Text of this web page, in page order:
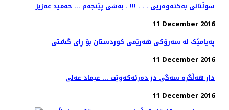
سوڵتانی بەختەوەریی . . . !!! . بەشی پێنجەم ... حەمید عەزیز
11 December 2016
پەیامێک لە سەرۆکی ھەرێمی کوردستان بۆ ڕای گشتی
11 December 2016
دار هه‌ڵگره‌ سه‌گی دز ده‌رئه‌كه‌وێت ... عیماد عه‌لی
11 December 2016